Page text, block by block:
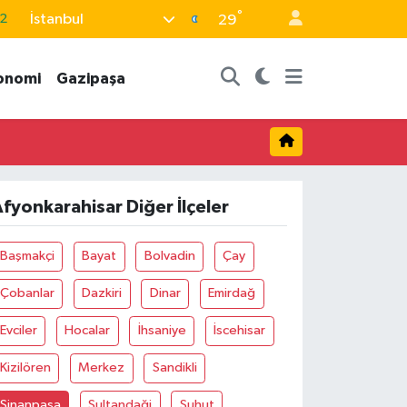
İstanbul 29°
Gazipaşa
Diğer İlçeler
Başmakçi Bayat Bolvadin Çay
Çobanlar Dazkiri Dinar Emirdağ
Evciler Hocalar İhsaniye İscehisar
Kizilören Merkez Sandikli